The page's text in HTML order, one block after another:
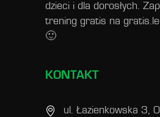
dzieci i dla dorosłych.
trening gratis na
🙂
KONTAKT
ul. Łazienkowska 3,